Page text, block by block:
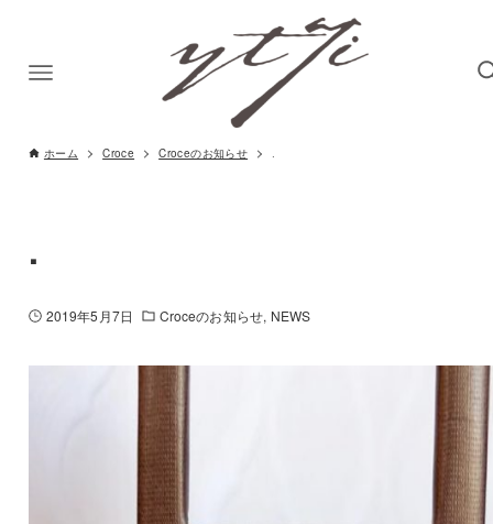
ホーム Croce Croceのお知らせ .
.
2019年5月7日 Croceのお知らせ NEWS